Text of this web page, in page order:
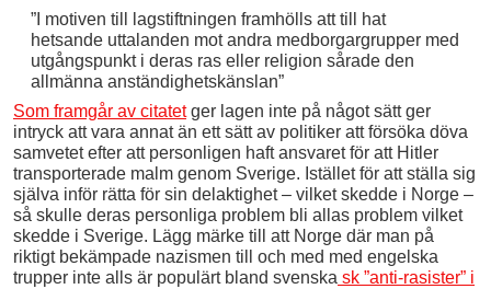
”I motiven till lagstiftningen framhölls att till hat
hetsande uttalanden mot andra medborgargrupper med
utgångspunkt i deras ras eller religion sårade den
allmänna anständighetskänslan”
Som framgår av citatetger lagen inte på något sätt ger
intryck att vara annat än ett sätt av politiker att försöka döva
samvetet efter att personligen haft ansvaret för att Hitler
transporterade malm genom Sverige. Istället för att ställa sig
själva inför rätta för sin delaktighet – vilket skedde i Norge –
så skulle deras personliga problem bli allas problem vilket
skedde i Sverige. Lägg märke till att Norge där man på
riktigt bekämpade nazismen till och med med engelska
trupper inte alls är populärt bland svenska sk ”anti-rasister” i